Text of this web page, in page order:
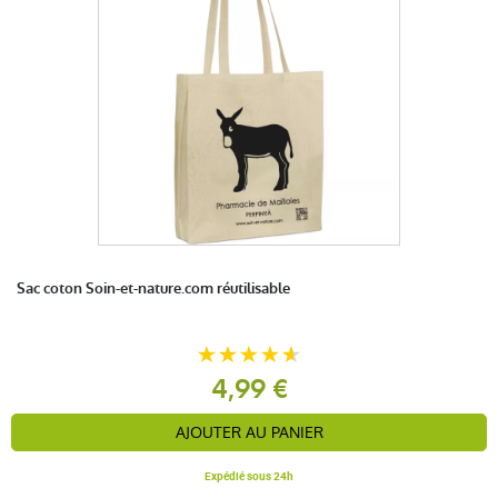
Sac coton Soin-et-nature.com réutilisable
4,99 €
AJOUTER AU PANIER
Expédié sous 24h